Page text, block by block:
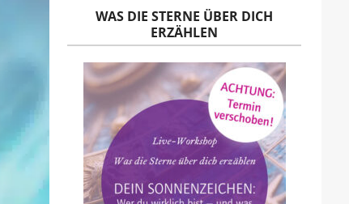
WAS DIE STERNE ÜBER DICH
ERZÄHLEN